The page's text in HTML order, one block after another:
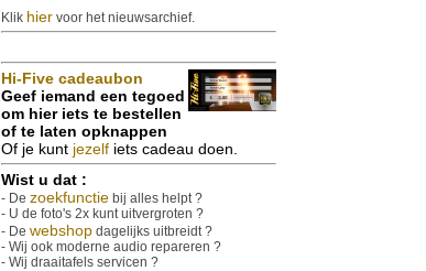
Klik hier voor het nieuwsarchief.
Hi-Five cadeaubon
Geef iemand een tegoed
om hier iets te bestellen
of te laten opknappen
Of je kunt jezelf iets cadeau doen.
Wist u dat :
- De zoekfunctie bij alles helpt ?
- U de foto's 2x kunt uitvergroten ?
- De webshop dagelijks uitbreidt ?
- Wij ook moderne audio repareren ?
- Wij draaitafels servicen ?